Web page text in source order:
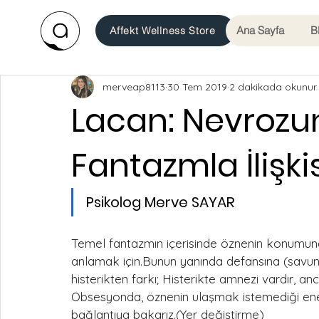
Affekt Wellness Store Ana Sayfa
Lacan:
Fantazmla
merveap8113 30 Tem 2019 2 dakikada okunur
Psikolog Merve SAYAR
Temel fantazmın içerisinde öznenin
anlamak için.Bunun yanında defansına
histerikten farkı; Histerikte amnezi vardır,
Obsesyonda, öznenin ulaşmak istemediği
bağlantıya bakarız.(Yer değiştirme)